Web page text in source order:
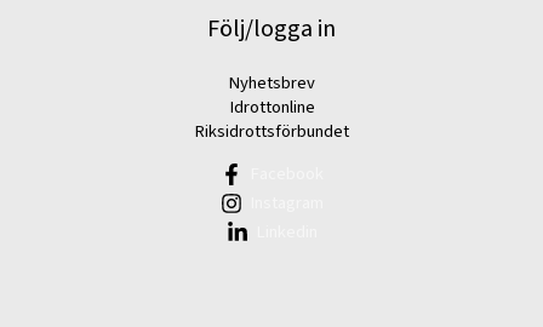
Följ/logga in
Nyhetsbrev
Idrottonline
Riksidrottsförbundet